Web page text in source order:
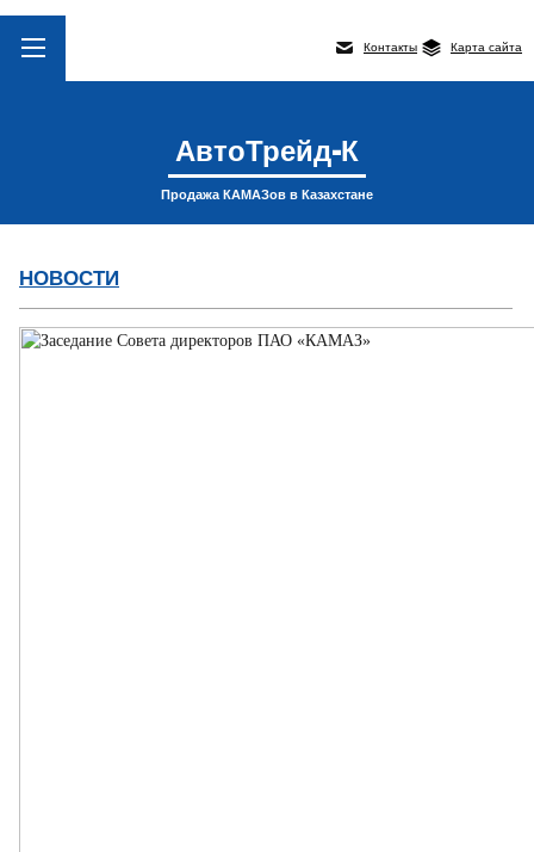
Контакты Карта сайта
АвтоТрейд-К
Продажа КАМАЗов в Казахстане
НОВОСТИ